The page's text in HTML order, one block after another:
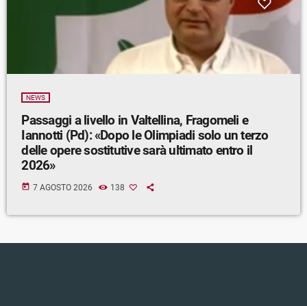
NEWS
Passaggi a livello in Valtellina, Fragomeli e
Iannotti (Pd): «Dopo le Olimpiadi solo un terzo
delle opere sostitutive sarà ultimato entro il
2026»
today 7 AGOSTO 2026 138